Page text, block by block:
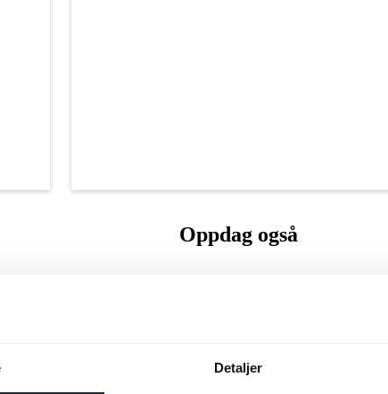
Detaljer
Oppdag også